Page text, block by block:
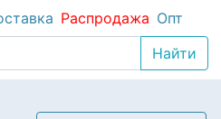
Распродажа Опт